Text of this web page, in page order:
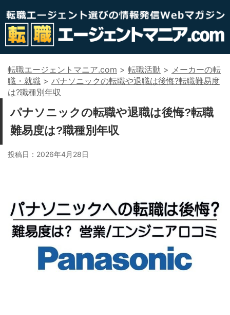
転職エージェントマニア.com > 転職活動 > メーカーの転
職・就職 > パナソニックの転職や退職は後悔?転職難易度
は?職種別年収
パナソニックの転職や退職は後悔?転職
難易度は?職種別年収
投稿日： 2026年4月28日